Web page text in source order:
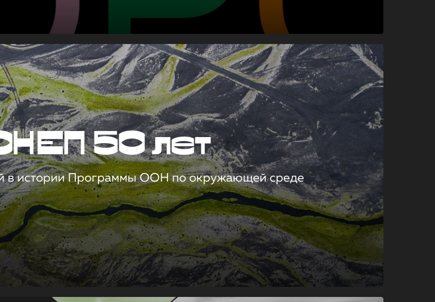
50 лет
в истории Программы ООН по окружающей среде